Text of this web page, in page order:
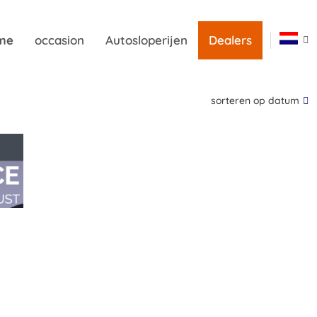
occasion Autosloperijen Dealers
sorteren op datum